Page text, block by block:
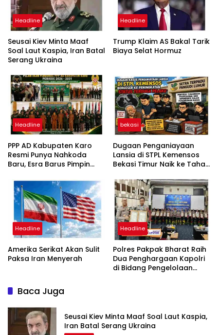
Headline
Seusai Kiev Minta Maaf
Soal Laut Kaspia, Iran Batal
Serang Ukraina
Headline
Trump Klaim AS Bakal Tarik
Biaya Selat Hormuz
Headline
PPP AD Kabupaten Karo
Resmi Punya Nahkoda
Baru, Esra Barus Pimpin
bekasi
Dugaan Penganiayaan
Lansia di STPL Kemensos
Bekasi Timur Naik ke Tahap
Minta Proses Transparan
dan Bebas Intervensi
Headline
Amerika Serikat Akan Sulit
Paksa Iran Menyerah
Headline
Polres Pakpak Bharat Raih
Dua Penghargaan Kapolri
di Bidang Pengelolaan
Baca Juga
Seusai Kiev Minta Maaf Soal Laut Kaspia,
Iran Batal Serang Ukraina